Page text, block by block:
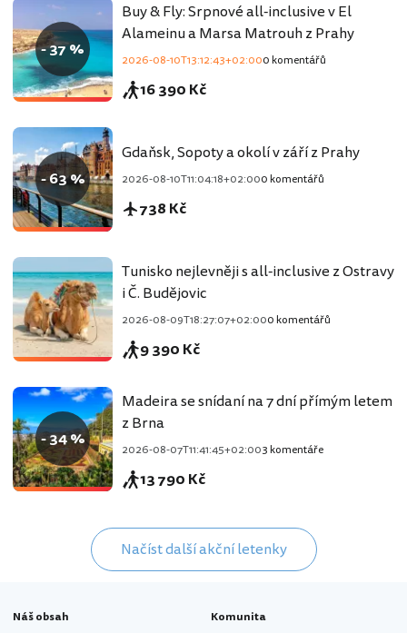
- 37 %
Buy & Fly: Srpnové all-inclusive v El
Alameinu a Marsa Matrouh z Prahy
2026-08-10T13:12:43+02:000 komentářů
16 390 Kč
- 63 %
Gdaňsk, Sopoty a okolí v září z Prahy
2026-08-10T11:04:18+02:000 komentářů
738 Kč
Tunisko nejlevněji s all-inclusive z Ostravy
i Č. Budějovic
2026-08-09T18:27:07+02:000 komentářů
9 390 Kč
- 34 %
Madeira se snídaní na 7 dní přímým letem
z Brna
2026-08-07T11:41:45+02:003 komentáře
13 790 Kč
Načíst další akční letenky
Náš obsah Komunita